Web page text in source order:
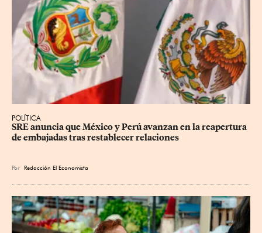
POLÍTICA
SRE anuncia que México y Perú avanzan en la reapertura
de embajadas tras restablecer relaciones
Por Redacción El Economista